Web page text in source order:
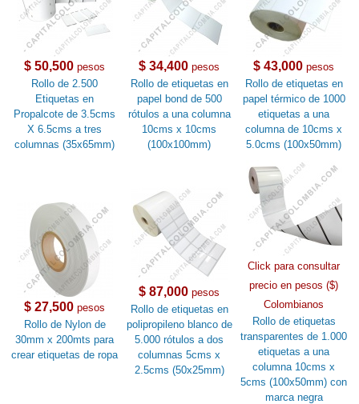
$ 50,500 pesos
Rollo de 2.500
Etiquetas en
Propalcote de 3.5cms
X 6.5cms a tres
columnas (35x65mm)
$ 34,400 pesos
Rollo de etiquetas en
papel bond de 500
rótulos a una columna
10cms x 10cms
(100x100mm)
$ 43,000 pesos
Rollo de etiquetas en
papel térmico de 1000
etiquetas a una
columna de 10cms x
5.0cms (100x50mm)
$ 27,500 pesos
Rollo de Nylon de
30mm x 200mts para
crear etiquetas de ropa
$ 87,000 pesos
Rollo de etiquetas en
polipropileno blanco de
5.000 rótulos a dos
columnas 5cms x
2.5cms (50x25mm)
Click para consultar
precio en pesos ($)
Colombianos
Rollo de etiquetas
transparentes de 1.000
etiquetas a una
columna 10cms x
5cms (100x50mm) con
marca negra